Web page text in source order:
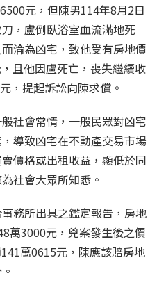
元，但陳男114年8月2日
，盧倒臥浴室血流滿地死
淪為凶宅，致他受有房地價
且他因盧死亡，喪失繼續收
，提起訴訟向陳求償。
社會常情，一般民眾對凶宅
導致凶宅在不動產交易市場
價格或出租收益，顯低於同
社會大眾所知悉。
務所出具之鑑定報告，房地
萬3000元，兇案發生後之價
萬0615元，陳應該賠房地